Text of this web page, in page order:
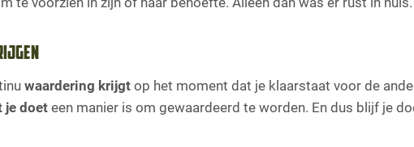
waardering krijgt op het moment dat je klaarstaat voor de
je doet een manier is om gewaardeerd te worden. En dus blijf je